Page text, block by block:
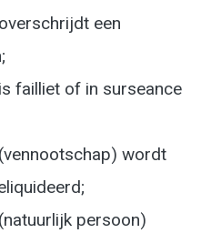
een
failliet of in surseance
wordt
persoon)